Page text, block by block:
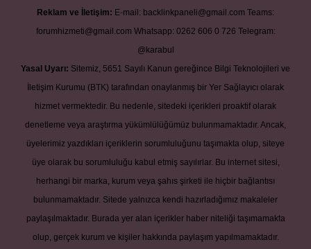
Reklam ve İletişim: E-mail: backlinkpaneli@gmail.com Teams:
forumhizmeti@gmail.com Whatsapp: 0262 606 0 726 Telegram:
@karabul
Yasal Uyarı: Sitemiz, 5651 Sayılı Kanun gereğince Bilgi Teknolojileri ve
İletişim Kurumu (BTK) tarafından onaylanmış bir Yer Sağlayıcı olarak
hizmet vermektedir. Bu nedenle, sitedeki içerikleri proaktif olarak
denetleme veya araştırma yükümlülüğümüz bulunmamaktadır. Ancak,
üyelerimiz yazdıkları içeriklerin sorumluluğunu taşımakta olup, siteye
üye olarak bu sorumluluğu kabul etmiş sayılırlar. Bu internet sitesi,
herhangi bir marka, kurum veya şahıs şirketi ile hiçbir bağlantısı
bulunmamaktadır. Sitede yalnızca kendi hazırladığımız makaleler
paylaşılmaktadır. Burada yer alan içerikler haber niteliği taşımamakta
olup, gerçek kurum ve kişiler hakkında paylaşım yapılmamaktadır.